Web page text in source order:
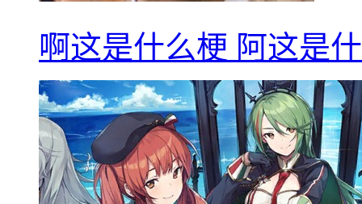
啊这是什么梗 阿这是